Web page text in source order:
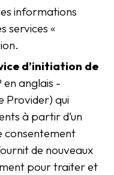
informations
services «
d’initiation de
en anglais -
Provider) qui
à partir d’un
consentement
de nouveaux
pour traiter et